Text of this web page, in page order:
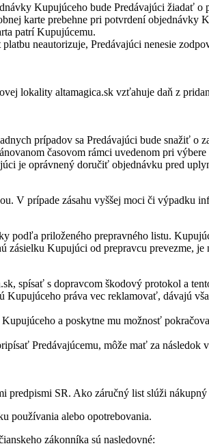
Kupujúceho bude Predávajúci žiadať o
karte prebehne pri potvrdení
patrí Kupujúcemu.
neautorizuje, Predávajúci nenesie
lokality altamagica.sk vzťahuje daň z
prípadov sa Predávajúci bude snažiť o
časovom rámci uvedenom pri
je oprávnený doručiť objednávku pred
V prípade zásahu vyššej moci či výpadku
podľa priloženého prepravného listu.
Kupujúci od prepravcu prevezme,
spísať s dopravcom škodový protokol a
práva vec reklamovať, dávajú
a poskytne mu možnosť
Predávajúcemu, môže mať za následok
predpismi SR. Ako záručný list slúži
používania alebo opotrebovania.
zákonníka sú nasledovné: